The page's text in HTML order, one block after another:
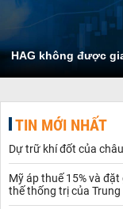
HAG không được
TIN MỚI NHẤT
Dự trữ khí đốt của
Mỹ áp thuế 15% và
thế thống trị của Trung